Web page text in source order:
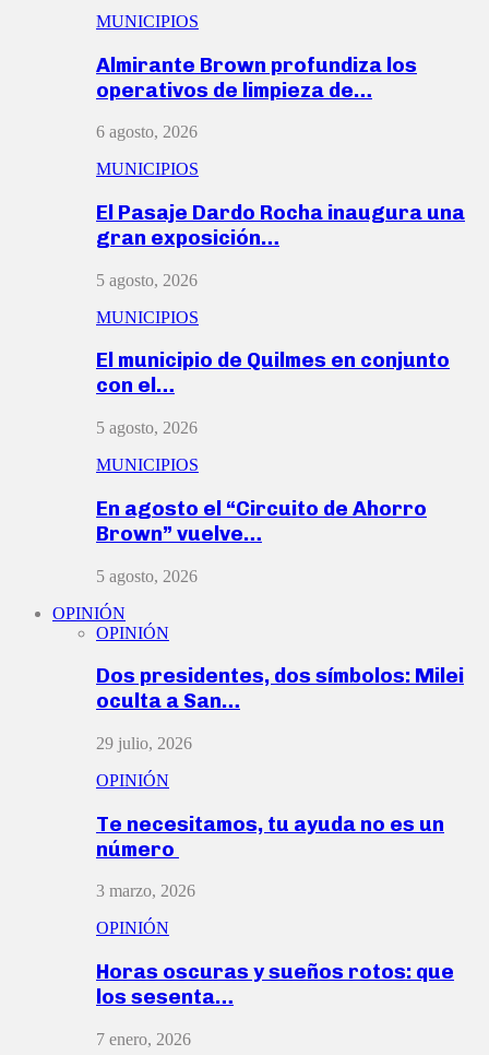
MUNICIPIOS
Almirante Brown profundiza los
operativos de limpieza de…
6 agosto, 2026
MUNICIPIOS
El Pasaje Dardo Rocha inaugura una
gran exposición…
5 agosto, 2026
MUNICIPIOS
El municipio de Quilmes en conjunto
con el…
5 agosto, 2026
MUNICIPIOS
En agosto el “Circuito de Ahorro
Brown” vuelve…
5 agosto, 2026
OPINIÓN
OPINIÓN
Dos presidentes, dos símbolos: Milei
oculta a San…
29 julio, 2026
OPINIÓN
Te necesitamos, tu ayuda no es un
número
3 marzo, 2026
OPINIÓN
Horas oscuras y sueños rotos: que
los sesenta…
7 enero, 2026